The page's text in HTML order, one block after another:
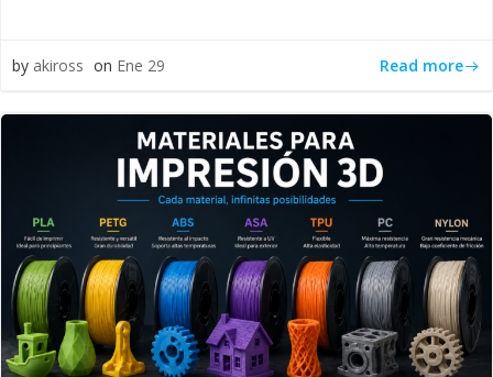
by akiross on Ene 29 Read more